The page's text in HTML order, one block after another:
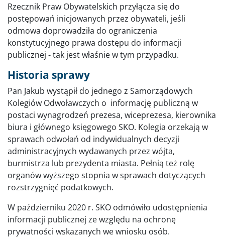
Rzecznik Praw Obywatelskich przyłącza się do
postępowań inicjowanych przez obywateli, jeśli
odmowa doprowadziła do ograniczenia
konstytucyjnego prawa dostępu do informacji
publicznej - tak jest właśnie w tym przypadku.
Historia sprawy
Pan Jakub wystąpił do jednego z Samorządowych
Kolegiów Odwoławczych o informację publiczną w
postaci wynagrodzeń prezesa, wiceprezesa, kierownika
biura i głównego księgowego SKO. Kolegia orzekają w
sprawach odwołań od indywidualnych decyzji
administracyjnych wydawanych przez wójta,
burmistrza lub prezydenta miasta. Pełnią też rolę
organów wyższego stopnia w sprawach dotyczących
rozstrzygnięć podatkowych.
W październiku 2020 r. SKO odmówiło udostępnienia
informacji publicznej ze względu na ochronę
prywatności wskazanych we wniosku osób.